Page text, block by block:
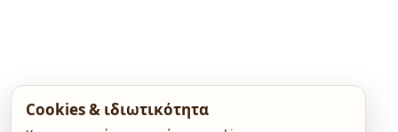
Cookies & ιδιωτικότητα